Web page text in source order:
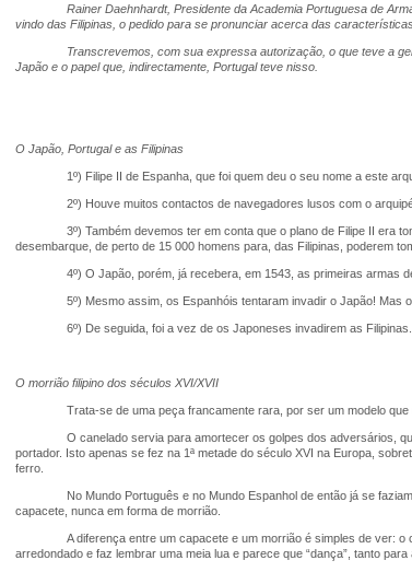
Rainer Daehnhardt, Presidente da Academia Portuguesa de
vindo das Filipinas, o pedido para se pronunciar acerca das
Transcrevemos, com sua expressa autorização, o que teve a
Japão e o papel que, indirectamente, Portugal teve nisso.
O Japão, Portugal e as Filipinas
1º) Filipe II de Espanha, que foi quem deu o seu nome a este
2º) Houve muitos contactos de navegadores lusos com o
3º) Também devemos ter em conta que o plano de Filipe II era
desembarque, de perto de 15 000 homens para, das Filipinas, poderem
4º) O Japão, porém, já recebera, em 1543, as primeiras armas
5º) Mesmo assim, os Espanhóis tentaram invadir o Japão! Mas
6º) De seguida, foi a vez de os Japoneses invadirem as Filipinas.
O morrião filipino dos séculos XVI/XVII
Trata-se de uma peça francamente rara, por ser um modelo que
O canelado servia para amortecer os golpes dos adversários,
portador. Isto apenas se fez na 1ª metade do século XVI na Europa,
ferro.
No Mundo Português e no Mundo Espanhol de então já se
capacete, nunca em forma de morrião.
A diferença entre um capacete e um morrião é simples de ver:
arredondado e faz lembrar uma meia lua e parece que “dança”, tanto